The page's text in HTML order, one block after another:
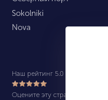
Sokolniki
Nova
Наш рейтинг 5.0 из 5 (490)
Оцените эту страницу